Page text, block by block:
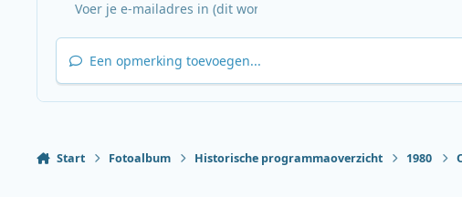
Een opmerking toevoegen...
Start Fotoalbum Historische programmaoverzicht 1980